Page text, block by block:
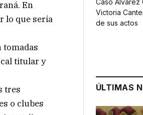
En
lo que sería
tomadas
titular y
tres
o clubes
Victoria
de sus actos
ÚLTIMAS